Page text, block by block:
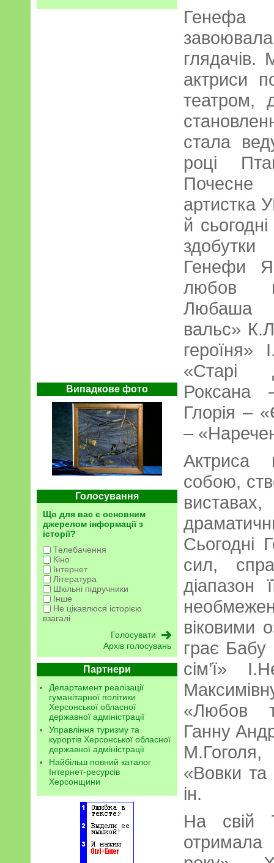
Випадкове фото
Голосування
Що для вас є основним
джерелом інформації з
історії?
Телебачення
Кіно
Інтернет
Література
Шкільні підручники
Інше
Не цікавлюся історією
взагалі
Архів голосувань
Партнери
Департамент реалізації
гуманітарної політики
Херсонської обласної
державної адміністрації
Управління туризму та
курортів Херсонської обласної
державної адміністрації
Найбільш повний каталог
Інтернет-ресурсів
Херсонщини
актриси
театром,
стала
році
артистка
й
Генефи
любов
Любаша
вальс»
героїня»
«Старі
Роксана
Глорія –
–
Актриса
собою,
Сьогодні
сил,
діапазон
віковими
грає
сім’ї»
«Любов
Ганну
«Вовки та
ін.
На свій
отримала